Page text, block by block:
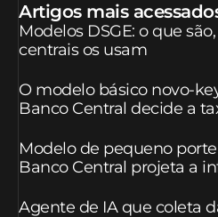
Artigos mais
Modelos DSGE: o que
centrais os usam
O modelo básico novo-
Banco Central decide a
Modelo de pequeno
Banco Central projeta a
Agente de IA que coleta